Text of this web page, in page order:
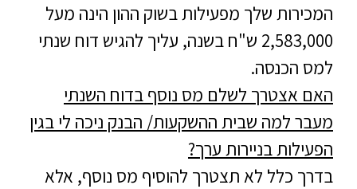
המכירות שלך מפעילות בשוק ההון הינה מעל
2,583,000 ש"ח בשנה, עליך להגיש דוח שנתי
למס הכנסה.
האם אצטרך לשלם מס נוסף בדוח השנתי
מעבר למה שבית ההשקעות/ הבנק ניכה לי בגין
הפעילות בניירות ערך?
בדרך כלל לא תצטרך להוסיף מס נוסף, אלא